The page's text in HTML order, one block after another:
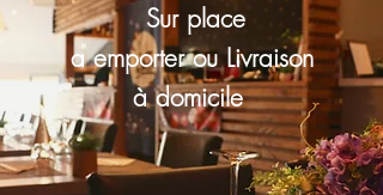
Sur place
a emporter ou Livraison
à domicile